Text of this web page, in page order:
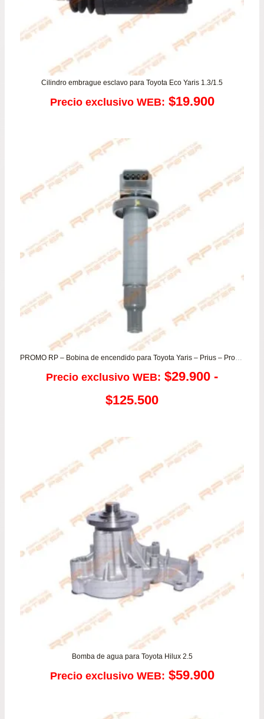
Cilindro embrague esclavo para Toyota Eco Yaris 1.3/1.5
Precio exclusivo WEB: $19.900
PROMO RP – Bobina de encendido para Toyota Yaris – Prius – Probox – Funcargo
Precio exclusivo WEB: $29.900 -
$125.500Rango
precios:
desde
$29.900
hasta
$125.500
Bomba de agua para Toyota Hilux 2.5
Precio exclusivo WEB: $59.900